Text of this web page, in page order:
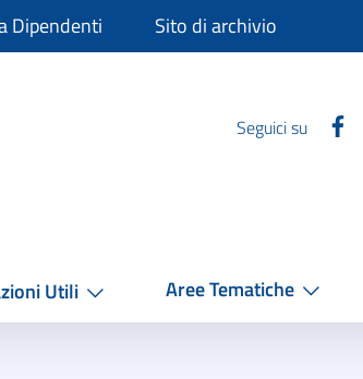
Dipendenti Sito di archivio
Seguici su
Utili Aree Tematiche